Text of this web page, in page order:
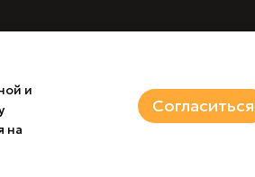
и
на
Согласиться